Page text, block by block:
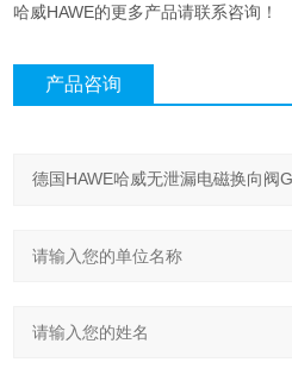
哈威HAWE的更多产品请联系咨询！
产品咨询